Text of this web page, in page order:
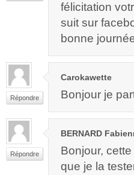
félicitation
suit sur
bonne
Répondre
Carokawette
Bonjour je
Répondre
BERNARD
Bonjour,
que je la